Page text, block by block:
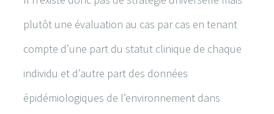
plutôt une évaluation au cas par cas en tenant
compte d’une part du statut clinique de chaque
individu et d’autre part des données
épidémiologiques de l’environnement dans